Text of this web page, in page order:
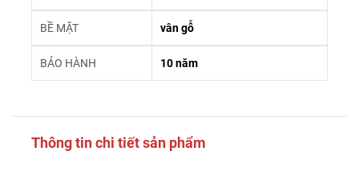
BỀ MẶT vân gỗ
BẢO HÀNH 10 năm
Thông tin chi tiết sản phẩm